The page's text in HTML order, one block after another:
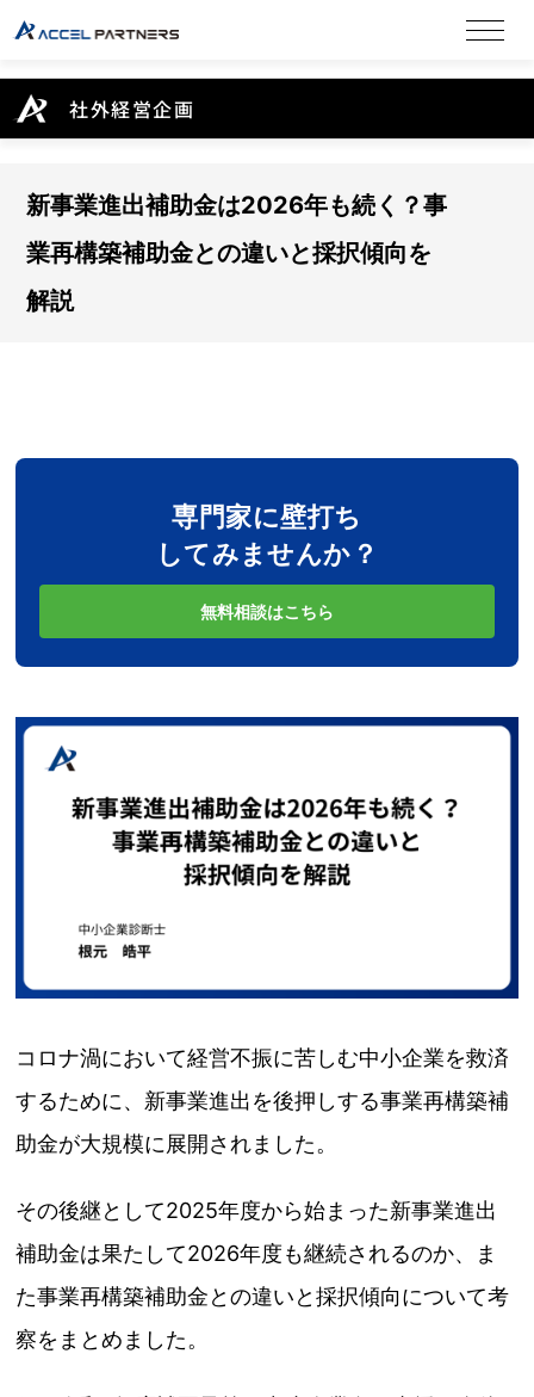
社外経営企画
新事業進出補助金は2026年も続く？事
業再構築補助金との違いと採択傾向を
解説
専門家に壁打ち
してみませんか？
無料相談はこちら
コロナ渦において経営不振に苦しむ中小企業を救済
するために、新事業進出を後押しする事業再構築補
助金が大規模に展開されました。
その後継として2025年度から始まった新事業進出
補助金は果たして2026年度も継続されるのか、ま
た事業再構築補助金との違いと採択傾向について考
察をまとめました。